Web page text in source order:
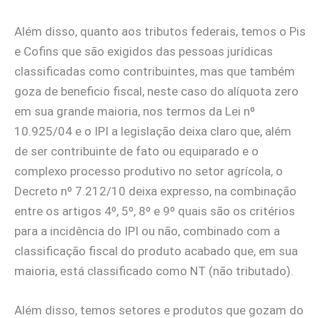
Além disso, quanto aos tributos federais, temos o Pis
e Cofins que são exigidos das pessoas jurídicas
classificadas como contribuintes, mas que também
goza de beneficio fiscal, neste caso do alíquota zero
em sua grande maioria, nos termos da Lei nº
10.925/04 e o IPI a legislação deixa claro que, além
de ser contribuinte de fato ou equiparado e o
complexo processo produtivo no setor agrícola, o
Decreto nº 7.212/10 deixa expresso, na combinação
entre os artigos 4º, 5º, 8º e 9º quais são os critérios
para a incidência do IPI ou não, combinado com a
classificação fiscal do produto acabado que, em sua
maioria, está classificado como NT (não tributado).
Além disso, temos setores e produtos que gozam do